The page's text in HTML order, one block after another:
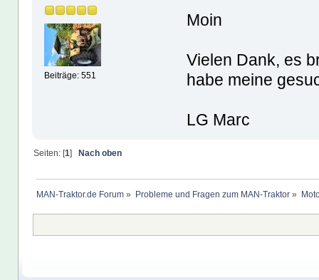
Beiträge: 551
Moin
Vielen Dank, es
habe meine
LG Marc
Seiten: [1] Nach oben
MAN-Traktor.de Forum » Probleme und Fragen zum MAN-Traktor »